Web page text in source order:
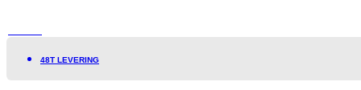
48T LEVERING